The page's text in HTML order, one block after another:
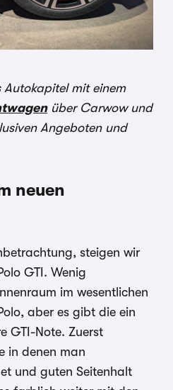
Autokapitel mit einem
über Carwow und
Angeboten und
neuen
steigen wir
GTI. Wenig
im wesentlichen
aber es gibt die ein
GTI-Note. Zuerst
in denen man
und guten Seitenhalt